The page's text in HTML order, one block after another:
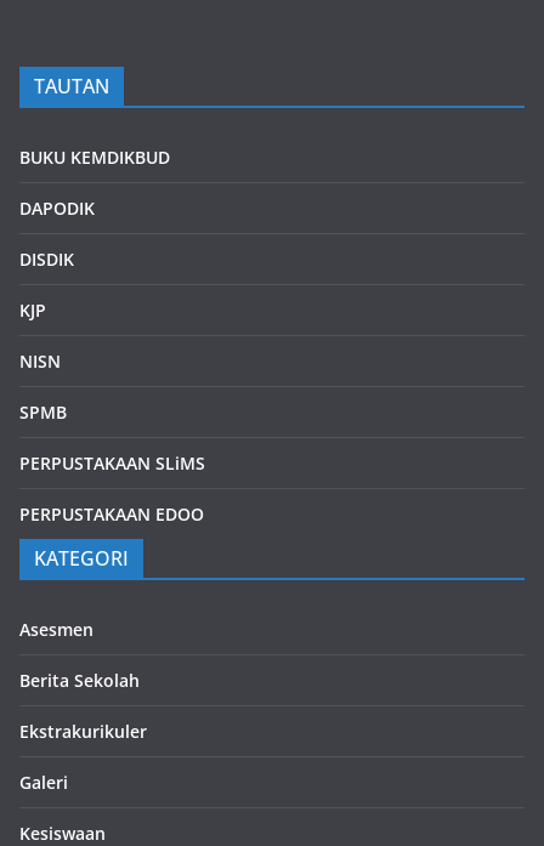
TAUTAN
BUKU KEMDIKBUD
DAPODIK
DISDIK
KJP
NISN
SPMB
PERPUSTAKAAN SLiMS
PERPUSTAKAAN EDOO
KATEGORI
Asesmen
Berita Sekolah
Ekstrakurikuler
Galeri
Kesiswaan